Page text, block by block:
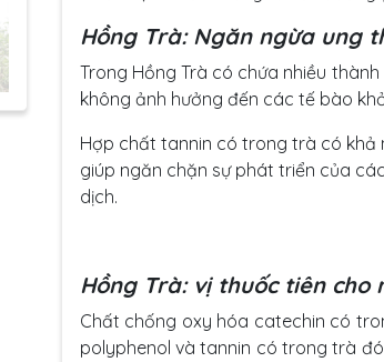
Hồng Trà: Ngăn ngừa ung
Trong Hồng Trà có chứa nhiều
không ảnh hưởng đến các tế bào
Hợp chất tannin có trong trà có khả
giúp ngăn chặn sự phát triển của
dịch.
Hồng Trà: vị thuốc tiên cho
Chất chống oxy hóa catechin có
polyphenol và tannin có trong trà